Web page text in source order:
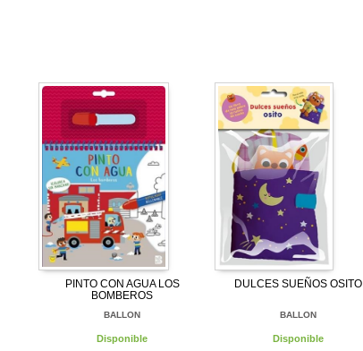
PINTO CON AGUA LOS
BOMBEROS
BALLON
Disponible
DULCES SUEÑOS OSITO
BALLON
Disponible